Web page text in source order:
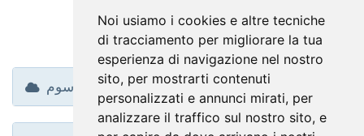
Noi usiamo i cookies e altre tecniche
di tracciamento per migliorare la tua
esperienza di navigazione nel nostro
sito, per mostrarti contenuti
personalizzati e annunci mirati, per
analizzare il traffico sul nostro sito, e
وسوم